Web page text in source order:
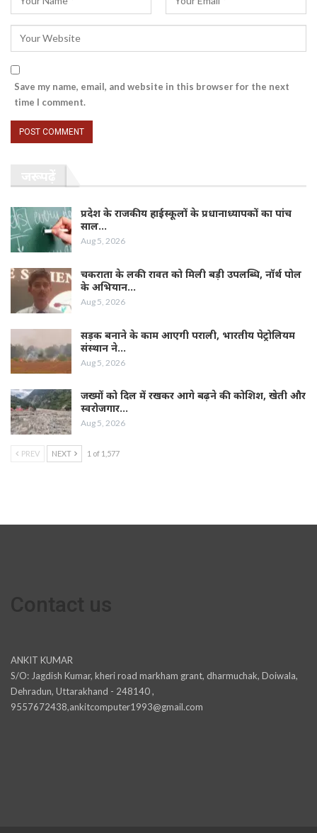
Save my name, email, and website in this browser for the next
time I comment.
प्रदेश के राजकीय हाईस्कूलों के प्रधानाध्यापकों का पांच
साल…
Aug 5, 2026
चकराता के लकी रावत को मिली बड़ी उपलब्धि, नॉर्थ पोल
के अभियान…
Aug 5, 2026
सड़क बनाने के काम आएगी पराली, भारतीय पेट्रोलियम
संस्थान ने…
Aug 5, 2026
जख्मों को दिल में रखकर आगे बढ़ने की कोशिश, खेती और
स्वरोजगार…
Aug 5, 2026
PREV NEXT 1 of 1,577
ANKIT KUMAR
S/O: Jagdish Kumar, kheri road markham grant, dharmuchak, Doiwala,
Dehradun, Uttarakhand - 248140 ,
9557672438,ankitcomputer1993@gmail.com